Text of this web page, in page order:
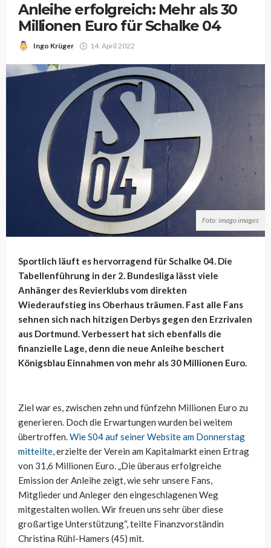
Anleihe erfolgreich: Mehr als 30
Millionen Euro für Schalke 04
Ingo Krüger 14. April 2022
Foto: imago images
Sportlich läuft es hervorragend für Schalke 04. Die
Tabellenführung in der 2. Bundesliga lässt viele
Anhänger des Revierklubs vom direkten
Wiederaufstieg ins Oberhaus träumen. Fast alle Fans
sehnen sich nach hitzigen Derbys gegen den Erzrivalen
aus Dortmund. Verbessert hat sich ebenfalls die
finanzielle Lage, denn die neue Anleihe beschert
Königsblau Einnahmen von mehr als 30 Millionen Euro.
Ziel war es, zwischen zehn und fünfzehn Millionen Euro zu
generieren. Doch die Erwartungen wurden bei weitem
übertroffen.Wie S04 auf seiner Website am Donnerstag
mitteilte, erzielte der Verein am Kapitalmarkt einen Ertrag
von 31,6 Millionen Euro. „Die überaus erfolgreiche
Emission der Anleihe zeigt, wie sehr unsere Fans,
Mitglieder und Anleger den eingeschlagenen Weg
mitgestalten wollen. Wir freuen uns sehr über diese
großartige Unterstützung“, teilte Finanzvorständin
Christina Rühl-Hamers (45) mit.